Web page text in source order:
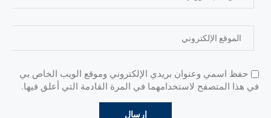
حفظ اسمي وعنوان بريدي الإلكتروني وموقع الويب الخاص بي
في هذا المتصفح لاستخدامهما في المرة القادمة التي أعلق فيها.